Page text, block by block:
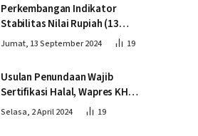
Perkembangan Indikator
Stabilitas Nilai Rupiah (13
September 2024)
Jumat, 13 September 2024 19
Usulan Penundaan Wajib
Sertifikasi Halal, Wapres KH
Ma’ruf Amin: Proses Tetap
Selasa, 2 April 2024 19